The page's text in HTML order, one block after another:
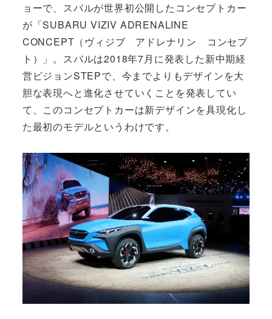
ョーで、スバルが世界初公開したコンセプトカー
が「SUBARU VIZIV ADRENALINE
CONCEPT（ヴィジブ アドレナリン コンセプ
ト）」。スバルは2018年7月に発表した新中期経
営ビジョンSTEPで、今までよりもデザインを大
胆な表現へと進化させていくことを発表してい
て、このコンセプトカーは新デザインを具現化し
た最初のモデルというわけです。